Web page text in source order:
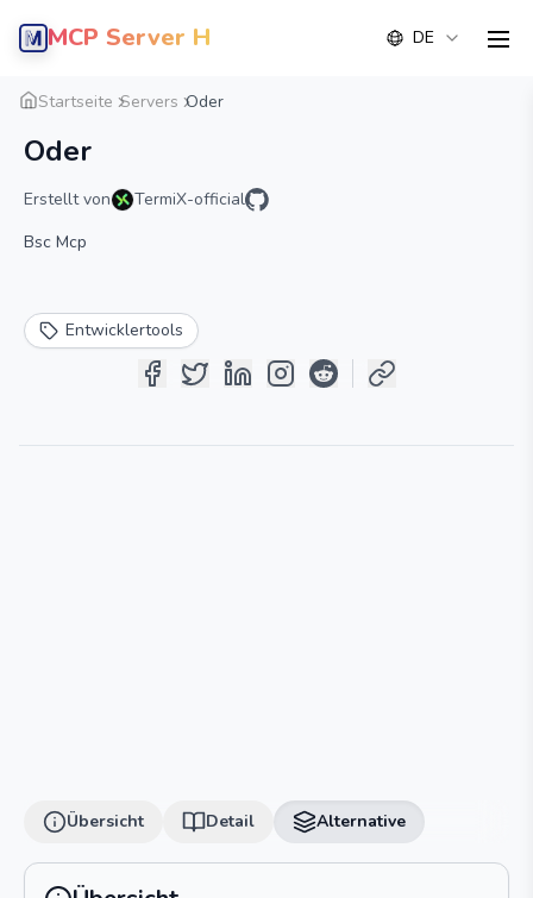
MCP Server Hub DE
Startseite Servers Oder
Oder
Erstellt von
TermiX-official
Bsc Mcp
Entwicklertools
Übersicht
Übersicht Detail Alternative